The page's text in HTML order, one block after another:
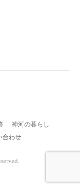
神河の暮らし
合わせ